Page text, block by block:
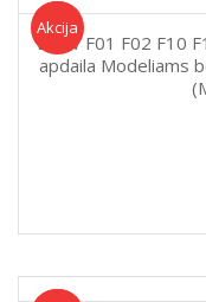
Akcija
Akcija!
BMW F01 F02 F10
apdaila Modeliams